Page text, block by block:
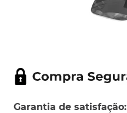
Garantia de satisfação: